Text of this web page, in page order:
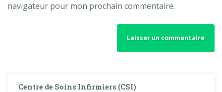
navigateur pour mon prochain commentaire.
Centre de Soins Infirmiers (CSI)